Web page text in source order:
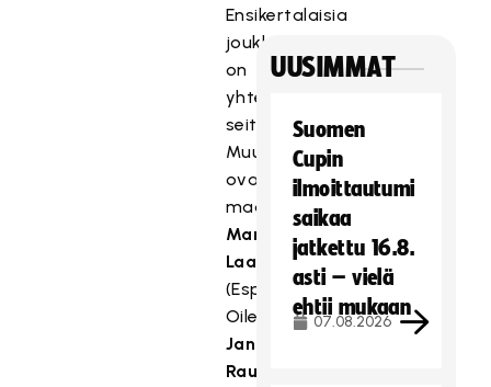
Ensikertalaisia
joukkueessa
on
yhteensä
seitsemän.
Muut
ovat
maalivahti
Markus
Laakso
(Esport
Oilers),
Jani
Rauhala
UUSIMMAT
Suomen
Cupin
ilmoittautumi
saikaa
jatkettu 16.8.
asti – vielä
ehtii mukaan
07.08.2026